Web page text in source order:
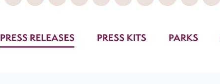
PRESS RELEASES PRESS KITS PARKS